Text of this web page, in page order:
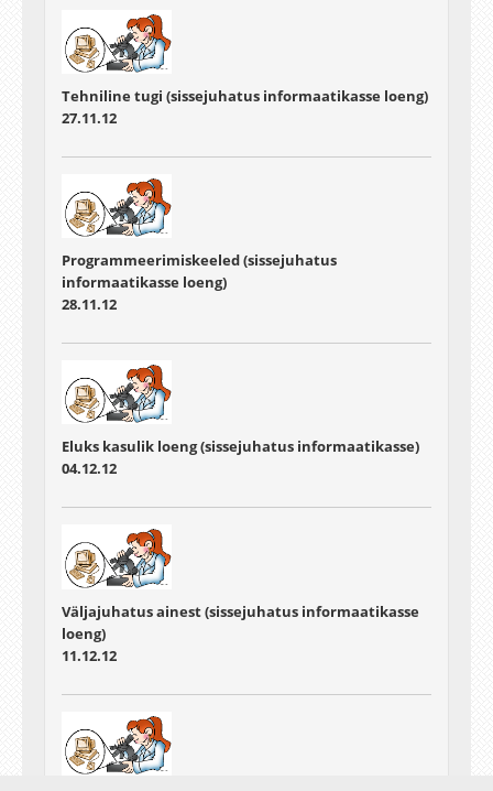
Tehniline tugi (sissejuhatus informaatikasse loeng)
27.11.12
Programmeerimiskeeled (sissejuhatus
informaatikasse loeng)
28.11.12
Eluks kasulik loeng (sissejuhatus informaatikasse)
04.12.12
Väljajuhatus ainest (sissejuhatus informaatikasse
loeng)
11.12.12